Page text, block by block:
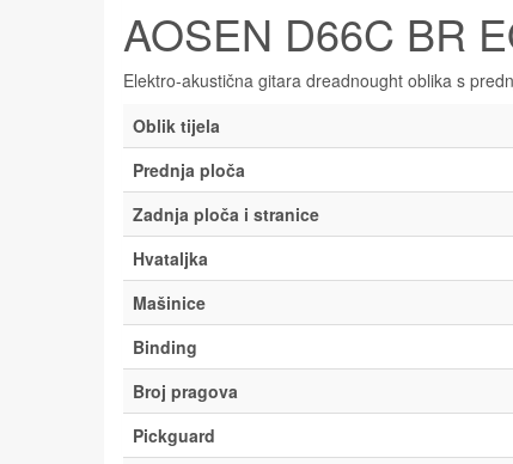
AOSEN D66C BR
Elektro-akustična gitara dreadnought oblika s
Oblik tijela
Prednja ploča
Zadnja ploča i stranice
Hvataljka
Mašinice
Binding
Broj pragova
Pickguard